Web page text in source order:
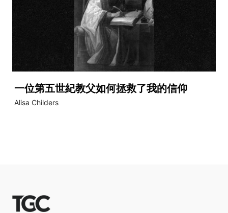
一位第五世紀教父如何拯救了我的信仰
Alisa Childers